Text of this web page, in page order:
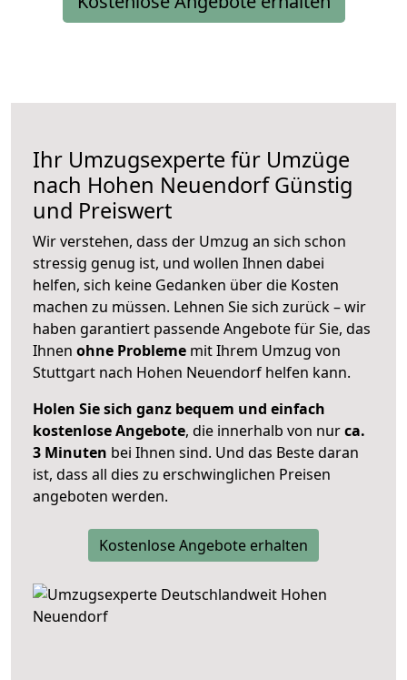
Ihr Umzugsexperte für Umzüge
nach Hohen NeuendorfGünstig
und Preiswert
Wir verstehen, dass der Umzug an sich schon
stressig genug ist, und wollen Ihnen dabei
helfen, sich keine Gedanken über die Kosten
machen zu müssen. Lehnen Sie sich zurück – wir
haben garantiert passende Angebote für Sie, das
Ihnen ohne Probleme mit Ihrem Umzug von
Stuttgart nach Hohen Neuendorf helfen kann.
Holen Sie sich ganz bequem und einfach
kostenlose Angebote, die innerhalb von nurca.
3 Minuten bei Ihnen sind. Und das Beste daran
ist, dass all dies zu erschwinglichen Preisen
angeboten werden.
Kostenlose Angebote erhalten